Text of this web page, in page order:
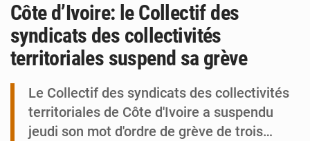
Côte d’Ivoire: le Collectif des
syndicats des collectivités
territoriales suspend sa grève
Le Collectif des syndicats des collectivités
territoriales de Côte d'Ivoire a suspendu
jeudi son mot d'ordre de grève de trois…